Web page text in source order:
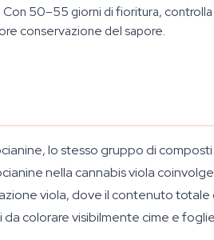
50–55 giorni di fioritura,
conservazione del sapore.
lo stesso gruppo di composti
nella cannabis viola
viola, dove il contenuto totale
colorare visibilmente cime e